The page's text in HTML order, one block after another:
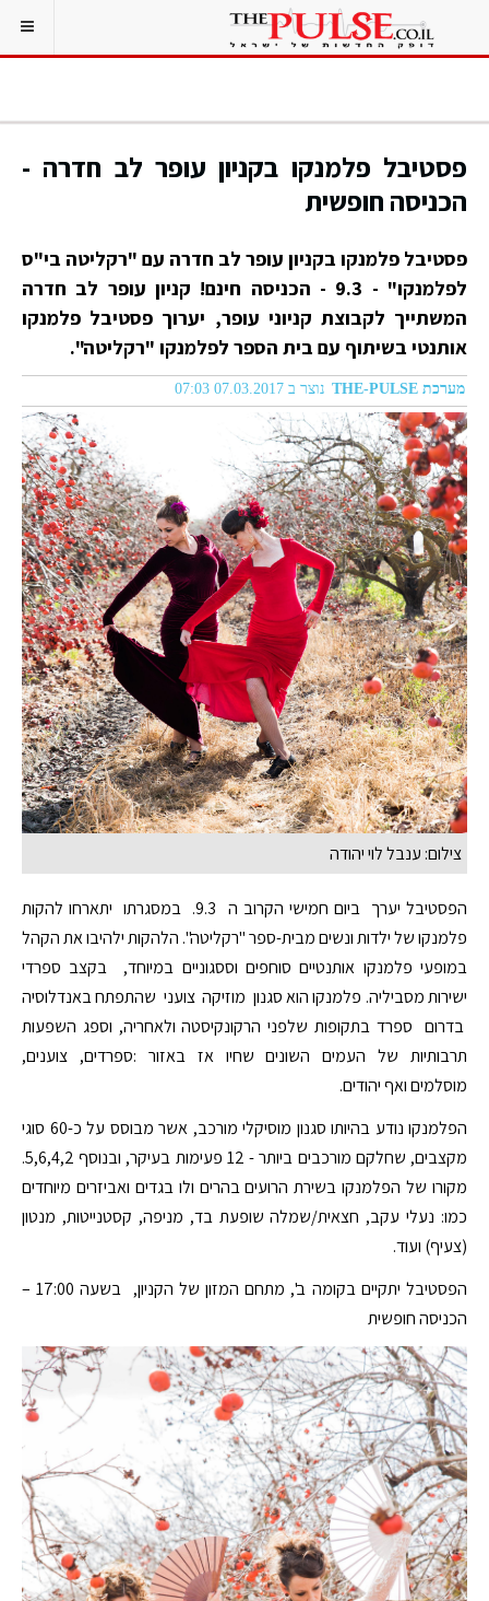
פסטיבל פלמנקו בקניון עופר לב חדרה -
הכניסה חופשית
פסטיבל פלמנקו בקניון עופר לב חדרה עם "רקליטה בי"ס
לפלמנקו" - 9.3 - הכניסה חינם! קניון עופר לב חדרה
המשתייך לקבוצת קניוני עופר, יערוך פסטיבל פלמנקו
אותנטי בשיתוף עם בית הספר לפלמנקו "רקליטה".
מערכת THE-PULSE נוצר ב 07.03.2017 07:03
צילום: ענבל לוי יהודה
הפסטיבל יערך ביום חמישי הקרוב ה 9.3. במסגרתו יתארחו להקות
פלמנקו של ילדות ונשים מבית-ספר "רקליטה". הלהקות ילהיבו את הקהל
במופעי פלמנקו אותנטיים סוחפים וססגוניים במיוחד, בקצב ספרדי
ישירות מסביליה. פלמנקו הוא סגנון מוזיקה צועני שהתפתח באנדלוסיה
בדרום ספרד בתקופות שלפני הרקונקיסטה ולאחריה, וספג השפעות
תרבותיות של העמים השונים שחיו אז באזור :ספרדים, צוענים,
מוסלמים ואף יהודים.
הפלמנקו נודע בהיותו סגנון מוסיקלי מורכב, אשר מבוסס על כ-60 סוגי
מקצבים, שחלקם מורכבים ביותר - 12 פעימות בעיקר, ובנוסף 5,6,4,2.
מקורו של הפלמנקו בשירת הרועים בהרים ולו בגדים ואביזרים מיוחדים
כמו: נעלי עקב, חצאית/שמלה שופעת בד, מניפה, קסטנייטות, מנטון
(צעיף) ועוד.
הפסטיבל יתקיים בקומה ב', מתחם המזון של הקניון, בשעה 17:00 –
הכניסה חופשית